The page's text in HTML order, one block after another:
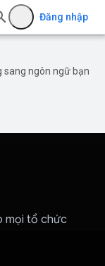
Đăng nhập
sang ngôn ngữ bạn
mọi tổ chức